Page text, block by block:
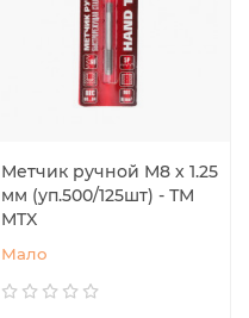
Метчик ручной М8 х 1.25
мм (уп.500/125шт) - ТМ
MTX
Мало